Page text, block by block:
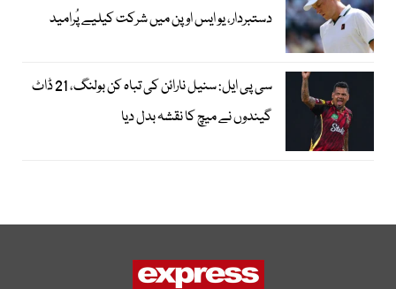
دستبردار، یو ایس اوپن میں شرکت کیلیے پُرامید
سی پی ایل: سنیل نارائن کی تباہ کن بولنگ، 21 ڈاٹ
گیندوں نے میچ کا نقشہ بدل دیا